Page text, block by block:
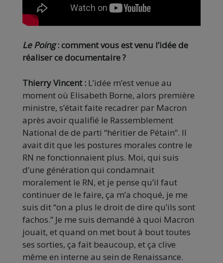
Le Poing: comment vous est venu l’idée de
réaliser ce documentaire ?
Thierry Vincent : L’idée m’est venue au
moment où Elisabeth Borne, alors première
ministre, s’était faite recadrer par Macron
après avoir qualifié le Rassemblement
National de de parti “héritier de Pétain”. Il
avait dit que les postures morales contre le
RN ne fonctionnaient plus. Moi, qui suis
d’une génération qui condamnait
moralement le RN, et je pense qu’il faut
continuer de le faire, ça m’a choqué, je me
suis dit “on a plus le droit de dire qu’ils sont
fachos.” Je me suis demandé à quoi Macron
jouait, et quand on met bout à bout toutes
ses sorties, ça fait beaucoup, et ça clive
même en interne au sein de Renaissance.